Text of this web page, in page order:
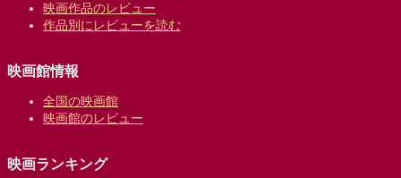
映画作品のレビュー
作品別にレビューを読む
映画館情報
全国の映画館
映画館のレビュー
映画ランキング